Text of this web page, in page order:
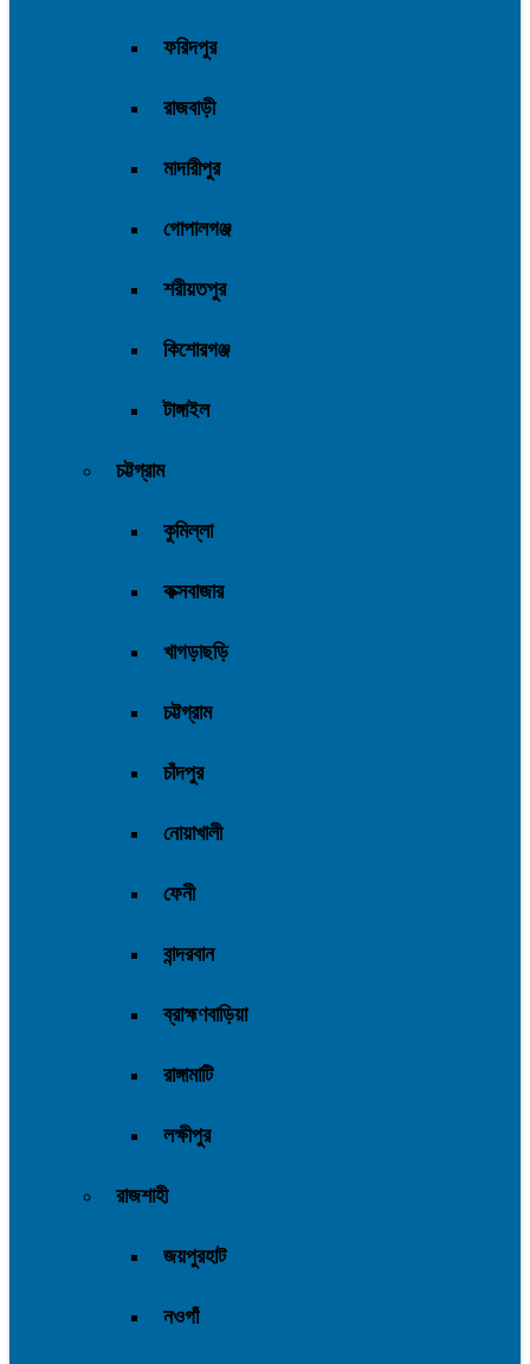
ফরিদপুর
রাজবাড়ী
মাদারীপুর
গোপালগঞ্জ
শরীয়তপুর
কিশোরগঞ্জ
টাঙ্গাইল
চট্টগ্রাম
কুমিল্লা
কক্সবাজার
খাগড়াছড়ি
চট্টগ্রাম
চাঁদপুর
নোয়াখালী
ফেনী
বান্দরবান
ব্রাহ্মণবাড়িয়া
রাঙ্গামাটি
লক্ষীপুর
রাজশাহী
জয়পুরহাট
নওগাঁ